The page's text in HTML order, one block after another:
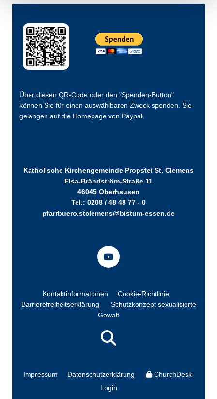
Über diesen QR-Code oder den "Spenden-Button"
können Sie für einen auswählbaren Zweck spenden. Sie
gelangen auf die Homepage von Paypal.
Katholische Kirchengemeinde Propstei St. Clemens
Elsa-Brändström-Straße 11
46045 Oberhausen
Tel.: 0208 / 48 48 77 - 0
pfarrbuero.stclemens@bistum-essen.de
Kontaktinformationen
Cookie-Richtlinie
Barrierefreiheitserklärung
Schutzkonzept sexualisierte
Gewalt
Impressum Datenschutzerklärung
ChurchDesk-
Login